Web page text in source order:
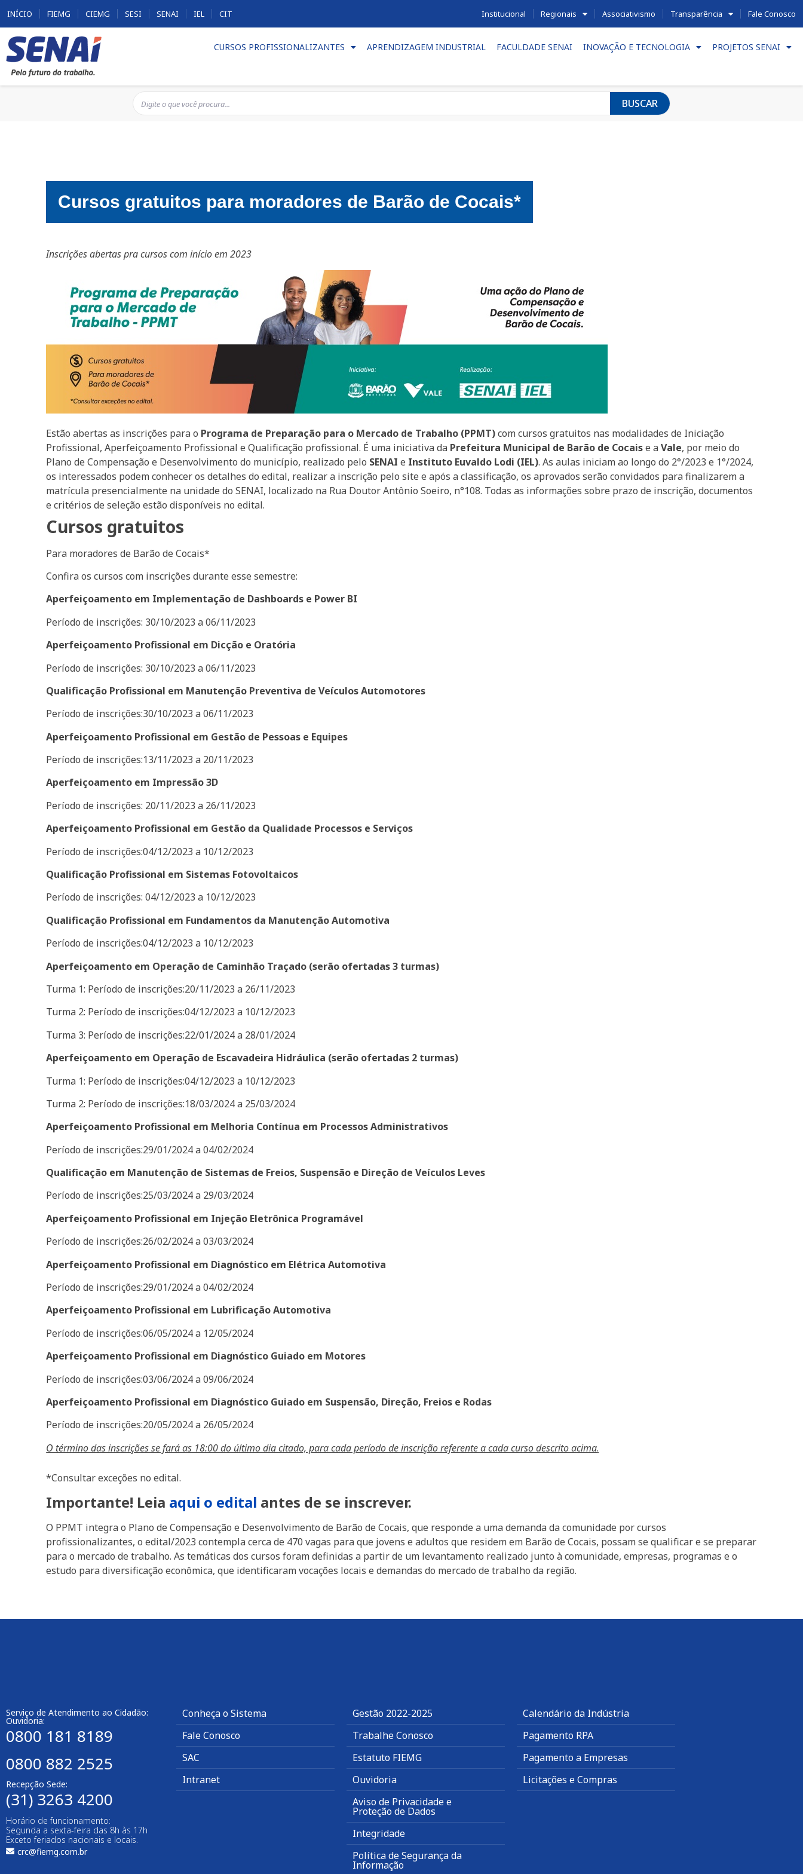
INÍCIO FIEMG CIEMG SESI SENAI IEL CIT Institucional Regionais Associativismo Transparência Fale Conosco
CURSOS PROFISSIONALIZANTES APRENDIZAGEM INDUSTRIAL FACULDADE SENAI INOVAÇÃO E TECNOLOGIA PROJETOS SENAI
BUSCAR
Cursos gratuitos para moradores de Barão de Cocais*
Inscrições abertas pra cursos com início em 2023
Estão abertas as inscrições para o Programa de Preparação para o Mercado de Trabalho (PPMT)com cursos gratuitos nas modalidades de Iniciação
Profissional, Aperfeiçoamento Profissional e Qualificação profissional. É uma iniciativa da Prefeitura Municipal de Barão de Cocaise aVale, por meio do
Plano de Compensação e Desenvolvimento do município, realizado pelo SENAI e Instituto Euvaldo Lodi (IEL). As aulas iniciam ao longo do 2°/2023 e 1°/2024,
os interessados podem conhecer os detalhes do edital, realizar a inscrição pelo site e após a classificação, os aprovados serão convidados para finalizarem a
matrícula presencialmente na unidade do SENAI, localizado na Rua Doutor Antônio Soeiro, n°108. Todas as informações sobre prazo de inscrição, documentos
e critérios de seleção estão disponíveis no edital.
Cursos gratuitos
Para moradores de Barão de Cocais*
Confira os cursos com inscrições durante esse semestre:
Aperfeiçoamento em Implementação de Dashboards e Power BI
Período de inscrições: 30/10/2023 a 06/11/2023
Aperfeiçoamento Profissional em Dicção e Oratória
Período de inscrições: 30/10/2023 a 06/11/2023
Qualificação Profissional em Manutenção Preventiva de Veículos Automotores
Período de inscrições:30/10/2023 a 06/11/2023
Aperfeiçoamento Profissional em Gestão de Pessoas e Equipes
Período de inscrições:13/11/2023 a 20/11/2023
Aperfeiçoamento em Impressão 3D
Período de inscrições: 20/11/2023 a 26/11/2023
Aperfeiçoamento Profissional em Gestão da Qualidade Processos e Serviços
Período de inscrições:04/12/2023 a 10/12/2023
Qualificação Profissional em Sistemas Fotovoltaicos
Período de inscrições: 04/12/2023 a 10/12/2023
Qualificação Profissional em Fundamentos da Manutenção Automotiva
Período de inscrições:04/12/2023 a 10/12/2023
Aperfeiçoamento em Operação de Caminhão Traçado (serão ofertadas 3 turmas)
Turma 1: Período de inscrições:20/11/2023 a 26/11/2023
Turma 2: Período de inscrições:04/12/2023 a 10/12/2023
Turma 3: Período de inscrições:22/01/2024 a 28/01/2024
Aperfeiçoamento em Operação de Escavadeira Hidráulica (serão ofertadas 2 turmas)
Turma 1: Período de inscrições:04/12/2023 a 10/12/2023
Turma 2: Período de inscrições:18/03/2024 a 25/03/2024
Aperfeiçoamento Profissional em Melhoria Contínua em Processos Administrativos
Período de inscrições:29/01/2024 a 04/02/2024
Qualificação em Manutenção de Sistemas de Freios, Suspensão e Direção de Veículos Leves
Período de inscrições:25/03/2024 a 29/03/2024
Aperfeiçoamento Profissional em Injeção Eletrônica Programável
Período de inscrições:26/02/2024 a 03/03/2024
Aperfeiçoamento Profissional em Diagnóstico em Elétrica Automotiva
Período de inscrições:29/01/2024 a 04/02/2024
Aperfeiçoamento Profissional em Lubrificação Automotiva
Período de inscrições:06/05/2024 a 12/05/2024
Aperfeiçoamento Profissional em Diagnóstico Guiado em Motores
Período de inscrições:03/06/2024 a 09/06/2024
Aperfeiçoamento Profissional em Diagnóstico Guiado em Suspensão, Direção, Freios e Rodas
Período de inscrições:20/05/2024 a 26/05/2024
O término das inscrições se fará as 18:00 do último dia citado, para cada período de inscrição referente a cada curso descrito acima.
*Consultar exceções no edital.
Importante! Leia aqui o edital antes de se inscrever.
O PPMT integra o Plano de Compensação e Desenvolvimento de Barão de Cocais, que responde a uma demanda da comunidade por cursos
profissionalizantes, o edital/2023 contempla cerca de 470 vagas para que jovens e adultos que residem em Barão de Cocais, possam se qualificar e se preparar
para o mercado de trabalho. As temáticas dos cursos foram definidas a partir de um levantamento realizado junto à comunidade, empresas, programas e o
estudo para diversificação econômica, que identificaram vocações locais e demandas do mercado de trabalho da região.
Serviço de Atendimento ao Cidadão:
Ouvidoria:
0800 181 8189
0800 882 2525
Recepção Sede:
(31) 3263 4200
Horário de funcionamento:
Segunda a sexta-feira das 8h às 17h
Exceto feriados nacionais e locais.
crc@fiemg.com.br
Conheça o Sistema
Fale Conosco
SAC
Intranet
Gestão 2022-2025
Trabalhe Conosco
Estatuto FIEMG
Ouvidoria
Aviso de Privacidade e
Proteção de Dados
Integridade
Política de Segurança da
Informação
Calendário da Indústria
Pagamento RPA
Pagamento a Empresas
Licitações e Compras